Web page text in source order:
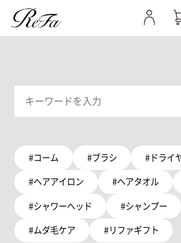
#コーム #ブラシ #ドライ
#ヘアアイロン #ヘアタオル
#シャワーヘッド #シャンプー
#ムダ毛ケア #リファギフト